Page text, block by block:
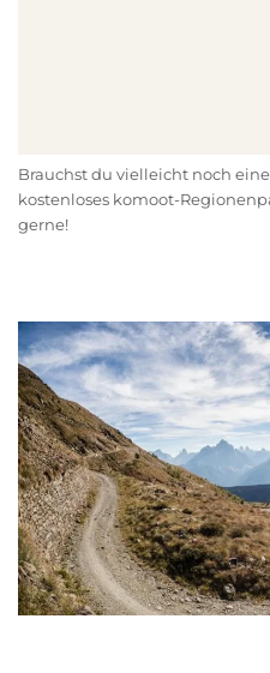
Brauchst du vielleicht noch
kostenloses komoot-
gerne!